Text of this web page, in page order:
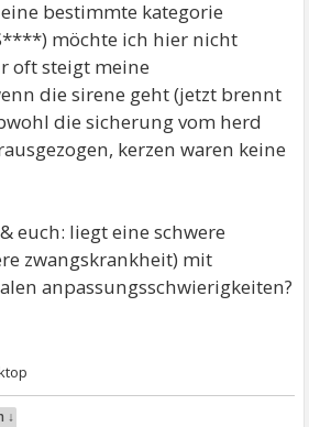
bestimmte kategorie
möchte ich hier nicht
oft steigt meine
die sirene geht (jetzt brennt
die sicherung vom herd
kerzen waren keine
euch: liegt eine schwere
zwangskrankheit) mit
anpassungsschwierigkeiten?
↓